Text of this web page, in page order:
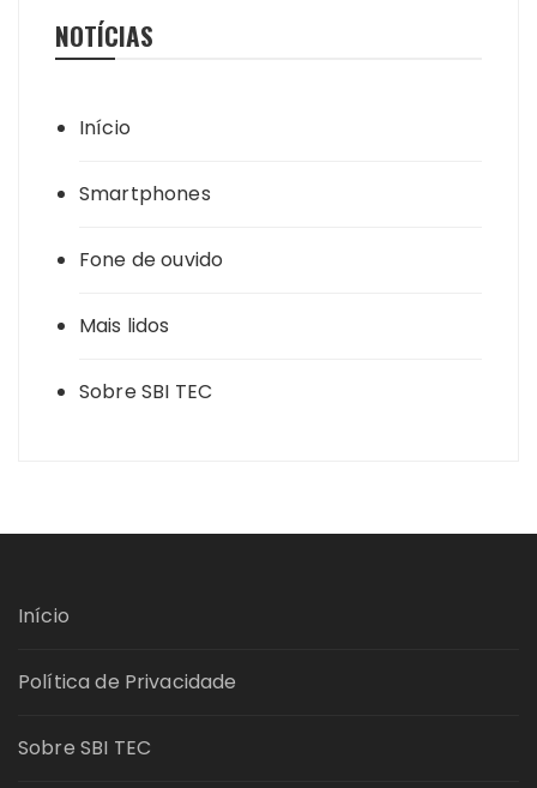
NOTÍCIAS
Início
Smartphones
Fone de ouvido
Mais lidos
Sobre SBI TEC
Início
Política de Privacidade
Sobre SBI TEC